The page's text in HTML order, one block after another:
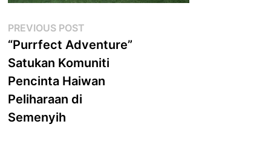
Post
navigation
PREVIOUS POST
post:
“Purrfect Adventure”
Satukan Komuniti
Pencinta Haiwan
Peliharaan di
Semenyih